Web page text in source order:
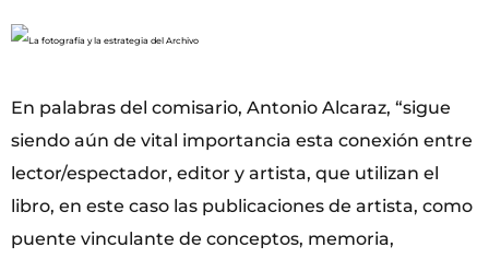
En palabras del comisario, Antonio Alcaraz, “sigue
siendo aún de vital importancia esta conexión entre
lector/espectador, editor y artista, que utilizan el
libro, en este caso las publicaciones de artista, como
puente vinculante de conceptos, memoria,